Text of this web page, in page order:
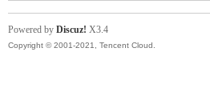
Powered by Discuz! X3.4
Copyright © 2001-2021, Tencent Cloud.